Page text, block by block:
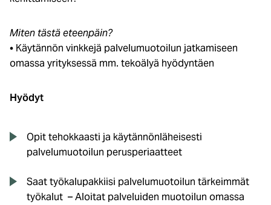
Miten tästä eteenpäin?
• Käytännön vinkkejä palvelumuotoilun jatkamiseen
omassa yrityksessä mm. tekoälyä hyödyntäen
Hyödyt
Opit tehokkaasti ja käytännönläheisesti
palvelumuotoilun perusperiaatteet
Saat työkalupakkiisi palvelumuotoilun tärkeimmät
työkalut – Aloitat palveluiden muotoilun omassa